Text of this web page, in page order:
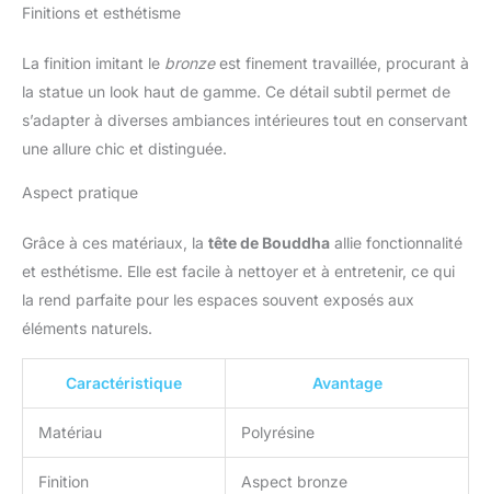
Finitions et esthétisme
La finition imitant le bronzeest finement travaillée, procurant à
la statue un look haut de gamme. Ce détail subtil permet de
s’adapter à diverses ambiances intérieures tout en conservant
une allure chic et distinguée.
Aspect pratique
Grâce à ces matériaux, la tête de Bouddha allie fonctionnalité
et esthétisme. Elle est facile à nettoyer et à entretenir, ce qui
la rend parfaite pour les espaces souvent exposés aux
éléments naturels.
Caractéristique Avantage
Matériau Polyrésine
Finition Aspect bronze